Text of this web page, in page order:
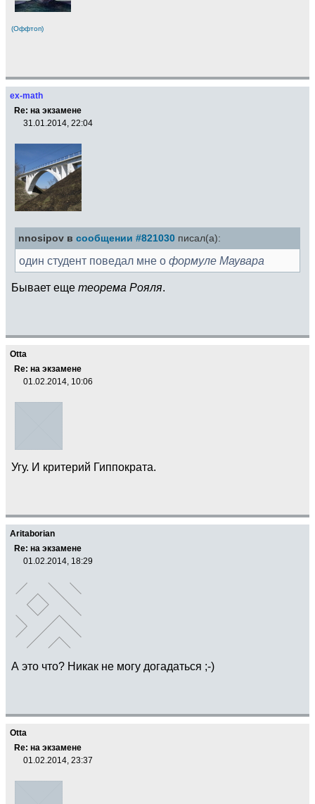
(Оффтоп)
ex-math
Re: на экзамене
31.01.2014, 22:04
nnosipov в сообщении #821030 писал(а):
один студент поведал мне о формуле Маувара
Бывает еще теорема Рояля.
Otta
Re: на экзамене
01.02.2014, 10:06
Угу. И критерий Гиппократа.
Aritaborian
Re: на экзамене
01.02.2014, 18:29
А это что? Никак не могу догадаться ;-)
Otta
Re: на экзамене
01.02.2014, 23:37